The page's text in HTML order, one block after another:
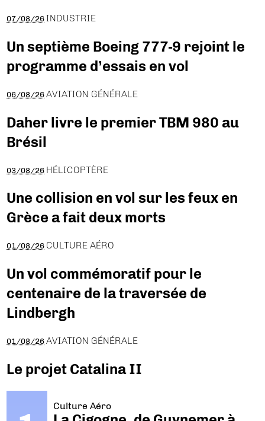
07/08/26 INDUSTRIE
Un septième Boeing 777-9 rejoint le
programme d’essais en vol
06/08/26 AVIATION GÉNÉRALE
Daher livre le premier TBM 980 au
Brésil
03/08/26 HÉLICOPTÈRE
Une collision en vol sur les feux en
Grèce a fait deux morts
01/08/26 CULTURE AÉRO
Un vol commémoratif pour le
centenaire de la traversée de
Lindbergh
01/08/26 AVIATION GÉNÉRALE
Le projet Catalina II
Culture Aéro